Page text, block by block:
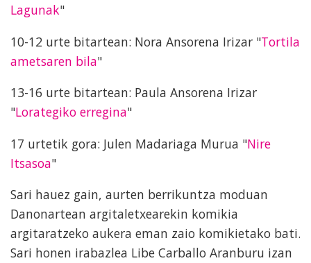
Lagunak"
10-12 urte bitartean: Nora Ansorena Irizar "Tortila
ametsaren bila"
13-16 urte bitartean: Paula Ansorena Irizar
"Lorategiko erregina"
17 urtetik gora: Julen Madariaga Murua "Nire
Itsasoa"
Sari hauez gain, aurten berrikuntza moduan
Danonartean argitaletxearekin komikia
argitaratzeko aukera eman zaio komikietako bati.
Sari honen irabazlea Libe Carballo Aranburu izan